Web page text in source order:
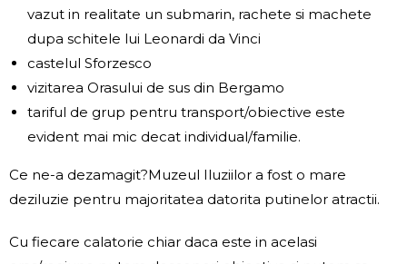
vazut in realitate un submarin, rachete si machete
dupa schitele lui Leonardi da Vinci
castelul Sforzesco
vizitarea Orasului de sus din Bergamo
tariful de grup pentru transport/obiective este
evident mai mic decat individual/familie.
Ce ne-a dezamagit?Muzeul Iluziilor a fost o mare
deziluzie pentru majoritatea datorita putinelor atractii.
Cu fiecare calatorie chiar daca este in acelasi